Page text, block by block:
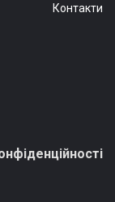
Контакти